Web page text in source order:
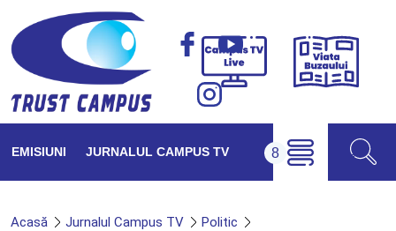
Campus
Viața
EMISIUNI JURNALUL CAMPUS TV
Acasă Jurnalul Campus TV Politic